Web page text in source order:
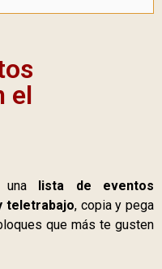
el
lista de eventos
teletrabajo, copia y pega
que más te gusten